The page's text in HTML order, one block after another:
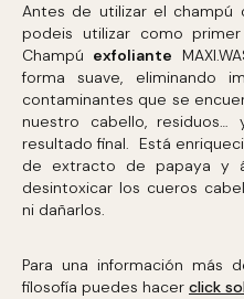
Antes de utilizar el champú
podeis utilizar como
Champú exfoliante
forma suave, eliminando
contaminantes que se
nuestro cabello,
resultado final. Está
de extracto de papaya y
desintoxicar los cueros
ni dañarlos.
Para una información más
filosofía puedes hacer click